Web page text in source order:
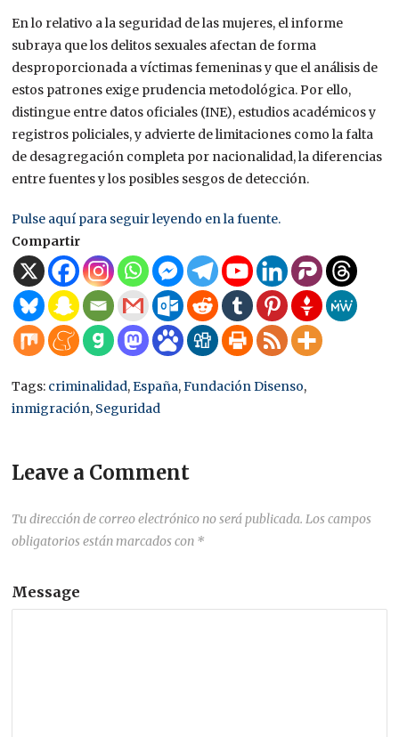
En lo relativo a la seguridad de las mujeres, el informe
subraya que los delitos sexuales afectan de forma
desproporcionada a víctimas femeninas y que el análisis de
estos patrones exige prudencia metodológica. Por ello,
distingue entre datos oficiales (INE), estudios académicos y
registros policiales, y advierte de limitaciones como la falta
de desagregación completa por nacionalidad, la diferencias
entre fuentes y los posibles sesgos de detección.
Pulse aquí para seguir leyendo en la fuente.
Compartir
Tags: criminalidad,España,Fundación Disenso,
inmigración, Seguridad
Leave a Comment
Tu dirección de correo electrónico no será publicada. Los campos
obligatorios están marcados con *
Message